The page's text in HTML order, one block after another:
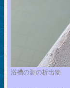
浴槽の淵の析出物